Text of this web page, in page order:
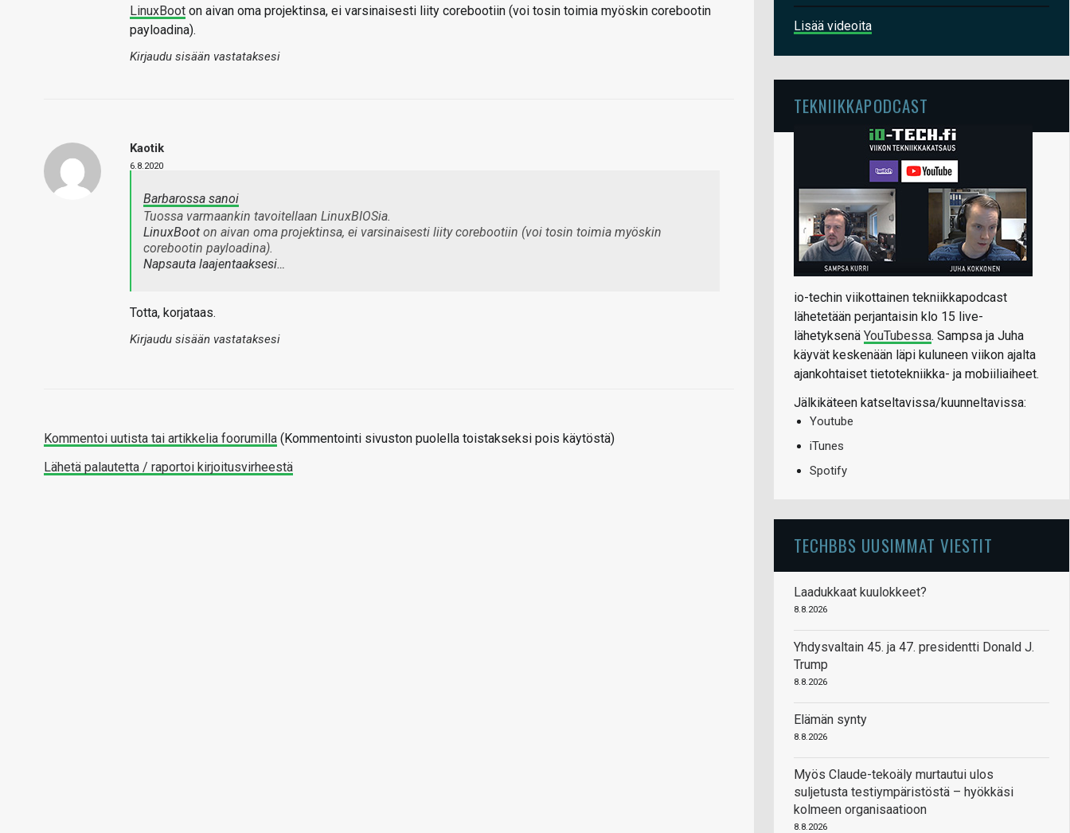
LinuxBoot on aivan oma projektinsa, ei varsinaisesti liity corebootiin (voi tosin toimia myöskin corebootin
payloadina).
Kirjaudu sisään vastataksesi
Kaotik
6.8.2020
Barbarossa sanoi
Tuossa varmaankin tavoitellaan LinuxBIOSia.
LinuxBoot on aivan oma projektinsa, ei varsinaisesti liity corebootiin (voi tosin toimia myöskin
corebootin payloadina).
Napsauta laajentaaksesi…
Totta, korjataas.
Kirjaudu sisään vastataksesi
Kommentoi uutista tai artikkelia foorumilla (Kommentointi sivuston puolella toistakseksi pois käytöstä)
Lähetä palautetta / raportoi kirjoitusvirheestä
Lisää videoita
TEKNIIKKAPODCAST
io-techin viikottainen tekniikkapodcast
lähetetään perjantaisin klo 15 live-
lähetyksenä YouTubessa. Sampsa ja Juha
käyvät keskenään läpi kuluneen viikon ajalta
ajankohtaiset tietotekniikka- ja mobiiliaiheet.
Jälkikäteen katseltavissa/kuunneltavissa:
Youtube
iTunes
Spotify
TECHBBS UUSIMMAT VIESTIT
Laadukkaat kuulokkeet?
8.8.2026
Yhdysvaltain 45. ja 47. presidentti Donald J.
Trump
8.8.2026
Elämän synty
8.8.2026
Myös Claude-tekoäly murtautui ulos
suljetusta testiympäristöstä – hyökkäsi
kolmeen organisaatioon
8.8.2026